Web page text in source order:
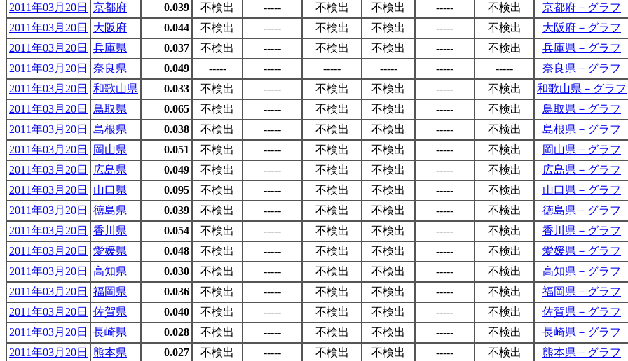
2011年03月20日
京都府 0.039 不検出 ----- 不検出 不検出 ----- 不検出
京都府－グラフ
2011年03月20日
大阪府 0.044 不検出 ----- 不検出 不検出 ----- 不検出
大阪府－グラフ
2011年03月20日
兵庫県 0.037 不検出 ----- 不検出 不検出 ----- 不検出
兵庫県－グラフ
2011年03月20日
奈良県 0.049 ----- ----- ----- ----- ----- -----
奈良県－グラフ
2011年03月20日
和歌山県 0.033 不検出 ----- 不検出 不検出 ----- 不検出
和歌山県－グラフ
2011年03月20日
鳥取県 0.065 不検出 ----- 不検出 不検出 ----- 不検出
鳥取県－グラフ
2011年03月20日
島根県 0.038 不検出 ----- 不検出 不検出 ----- 不検出
島根県－グラフ
2011年03月20日
岡山県 0.051 不検出 ----- 不検出 不検出 ----- 不検出
岡山県－グラフ
2011年03月20日
広島県 0.049 不検出 ----- 不検出 不検出 ----- 不検出
広島県－グラフ
2011年03月20日
山口県 0.095 不検出 ----- 不検出 不検出 ----- 不検出
山口県－グラフ
2011年03月20日
徳島県 0.039 不検出 ----- 不検出 不検出 ----- 不検出
徳島県－グラフ
2011年03月20日
香川県 0.054 不検出 ----- 不検出 不検出 ----- 不検出
香川県－グラフ
2011年03月20日
愛媛県 0.048 不検出 ----- 不検出 不検出 ----- 不検出
愛媛県－グラフ
2011年03月20日
高知県 0.030 不検出 ----- 不検出 不検出 ----- 不検出
高知県－グラフ
2011年03月20日
福岡県 0.036 不検出 ----- 不検出 不検出 ----- 不検出
福岡県－グラフ
2011年03月20日
佐賀県 0.040 不検出 ----- 不検出 不検出 ----- 不検出
佐賀県－グラフ
2011年03月20日
長崎県 0.028 不検出 ----- 不検出 不検出 ----- 不検出
長崎県－グラフ
2011年03月20日
熊本県 0.027 不検出 ----- 不検出 不検出 ----- 不検出
熊本県－グラフ